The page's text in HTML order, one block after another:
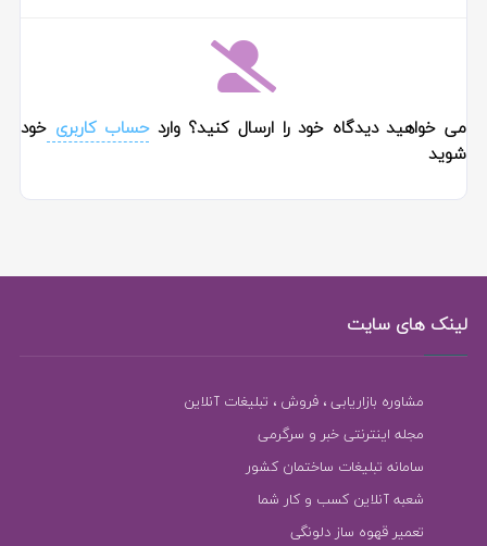
می خواهید دیدگاه خود را ارسال کنید؟ واردحساب کاربریخود
شوید
لینک های سایت
مشاوره بازاریابی ، فروش ، تبلیغات آنلاین
مجله اینترنتی خبر و سرگرمی
سامانه تبلیغات ساختمان کشور
شعبه آنلاین کسب و کار شما
تعمیر قهوه ساز دلونگی